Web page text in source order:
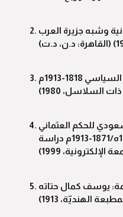
وشبه جزيرة العرب
محمد عرابي نخله، تاريخ الأحساء السياسي 1818-1913م
للحكم العثماني
للأحساء والقطيف 1288-1331ه/1871-1913م دراسة
يوسف كمال حتاته